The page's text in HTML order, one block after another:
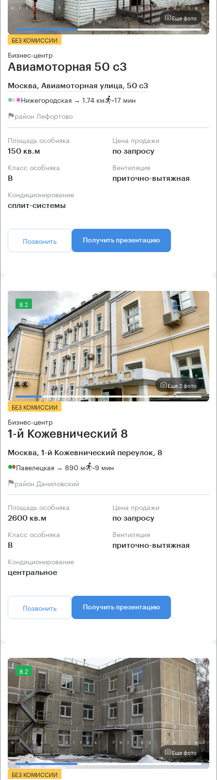
Еще фото
БЕЗ КОМИССИИ
Бизнес-центр
Авиамоторная 50 с3
Москва, Авиамоторная улица, 50 с3
Нижегородская → 1.74 км ~17 мин
район Лефортово
Площадь особняка
150 кв.м
Цена продажи
по запросу
Класс особняка
B
Вентиляция
приточно-вытяжная
Кондиционирование
сплит-системы
Позвонить Получить презентацию
8.2
Еще 2 фото
БЕЗ КОМИССИИ
Бизнес-центр
1-й Кожевнический 8
Москва, 1-й Кожевнический переулок, 8
Павелецкая → 890 м ~9 мин
район Даниловский
Площадь особняка
2600 кв.м
Цена продажи
по запросу
Класс особняка
B
Вентиляция
приточно-вытяжная
Кондиционирование
центральное
Позвонить Получить презентацию
8.2
Еще фото
БЕЗ КОМИССИИ